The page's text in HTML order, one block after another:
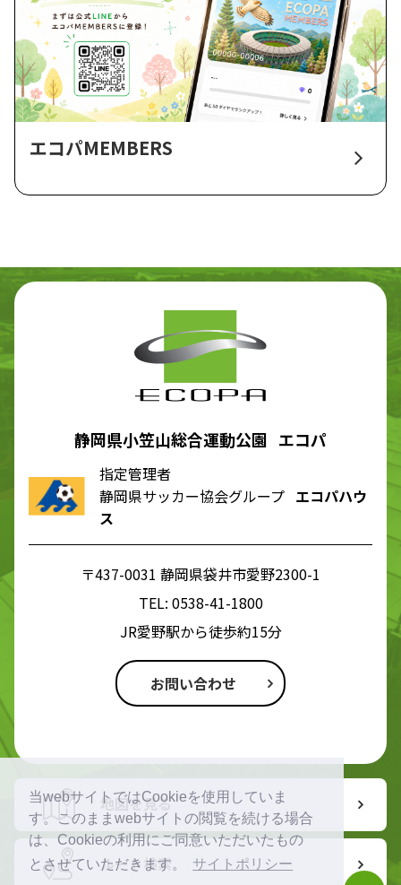
当webサイトではCookieを使用していま
す。このままwebサイトの閲覧を続ける場合
は、Cookieの利用にご同意いただいたもの
とさせていただきます。
サイトポリシー
エコパMEMBERS
静岡県小笠山総合運動公園 エコパ
指定管理者
静岡県サッカー協会グループ エコパハウ
ス
〒437-0031 静岡県袋井市愛野2300-1
TEL: 0538-41-1800
JR愛野駅から徒歩約15分
お問い合わせ
地図を見る
ルート検索